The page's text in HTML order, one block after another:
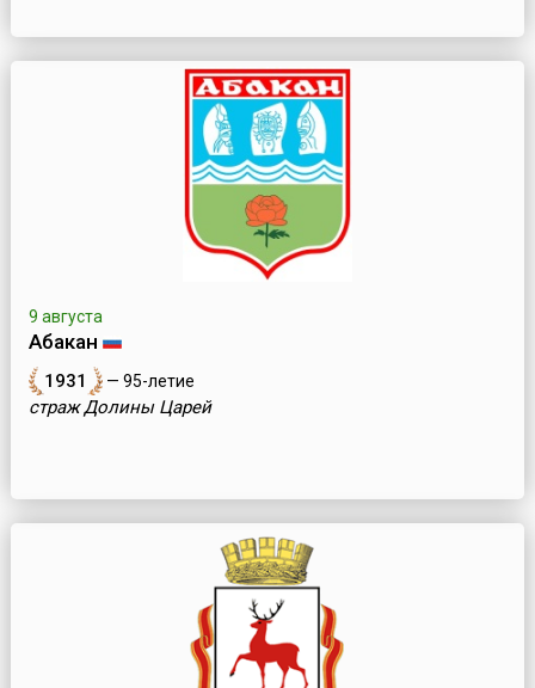
9 августа
Абакан
1931 — 95-летие
страж Долины Царей